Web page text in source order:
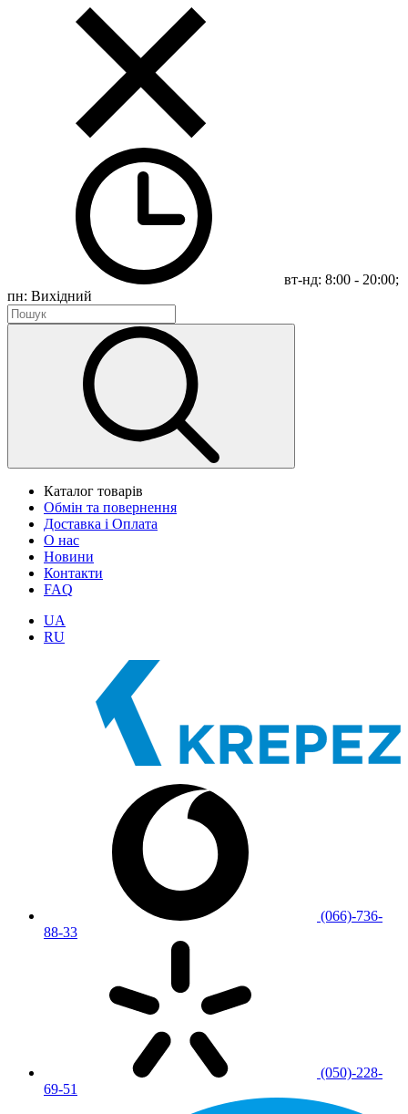
вт-нд: 8:00 - 20:00;
пн: Вихідний
Каталог товарів
Обмін та повернення
Доставка і Оплата
О нас
Новини
Контакти
FAQ
UA
RU
(066)-736-
88-33
(050)-228-
69-51